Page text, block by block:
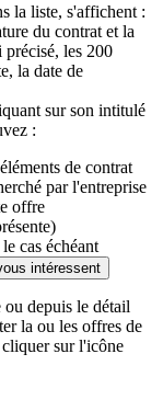
la liste, s'affichent :
du contrat et la
les 200
la date de
sur son intitulé
:
de contrat
par l'entreprise
offre
cas échéant
intéressent
ou depuis le détail
la ou les offres de
sur l'icône